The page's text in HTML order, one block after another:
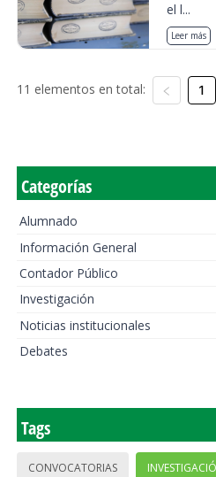
el l...
Leer más
11 elementos en total: 1
Categorías
Alumnado
Información General
Contador Público
Investigación
Noticias institucionales
Debates
Tags
CONVOCATORIAS